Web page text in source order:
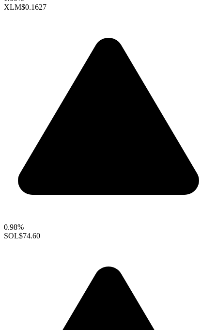
XLM$0.1627
0.98%
SOL$74.60